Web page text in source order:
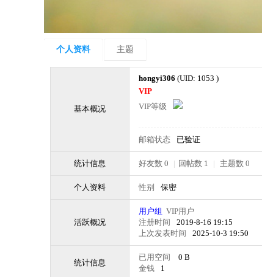
个人资料 主题
基本概况
hongyi306 (UID: 1053 )
VIP
VIP等级
邮箱状态 已验证
统计信息 好友数 0 | 回帖数 1 | 主题数 0
个人资料 性别 保密
活跃概况
用户组 VIP用户
注册时间
2019-8-16 19:15
上次发表时间
2025-10-3 19:50
统计信息
已用空间 0 B
金钱
1